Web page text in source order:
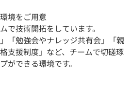
境をご用意
で技術開拓をしています。
「勉強会やナレッジ共有会」「親
支援制度」など、チームで切磋琢
ができる環境です。